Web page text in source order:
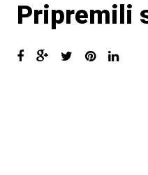
Pripremili